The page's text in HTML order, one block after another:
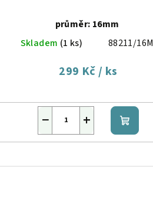
průměr: 16mm
Skladem (1 ks) 88211/16M
299 Kč/ ks
+
− Do
košíku